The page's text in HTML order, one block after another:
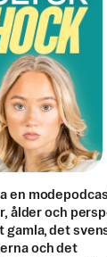
en
ålder och
gamla, det
och det